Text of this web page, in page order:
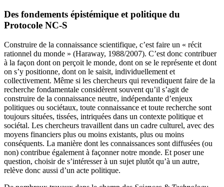
Des fondements épistémique et politique du
Protocole NC-S
Construire de la connaissance scientifique, c’est faire un « récit
rationnel du monde » (Haraway, 1988/2007). C’est donc contribuer
à la façon dont on perçoit le monde, dont on se le représente et dont
on s’y positionne, dont on le saisit, individuellement et
collectivement. Même si les chercheurs qui revendiquent faire de la
recherche fondamentale considèrent souvent qu’il s’agit de
construire de la connaissance neutre, indépendante d’enjeux
politiques ou sociétaux, toute connaissance et toute recherche sont
toujours situées, tissées, intriquées dans un contexte politique et
sociétal. Les chercheurs travaillent dans un cadre culturel, avec des
moyens financiers plus ou moins existants, plus ou moins
conséquents. La manière dont les connaissances sont diffusées (ou
non) contribue également à façonner notre monde. Et poser une
question, choisir de s’intéresser à un sujet plutôt qu’à un autre,
relève donc aussi d’un acte politique.